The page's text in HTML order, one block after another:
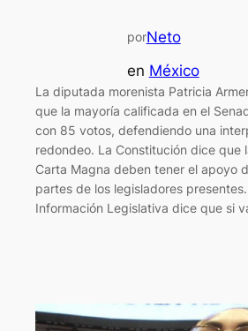
porNeto
en México
La diputada morenista Patricia
que la mayoría calificada en el
con 85 votos, defendiendo una
redondeo. La Constitución dice que
Carta Magna deben tener el apoyo
partes de los legisladores
Información Legislativa dice que si